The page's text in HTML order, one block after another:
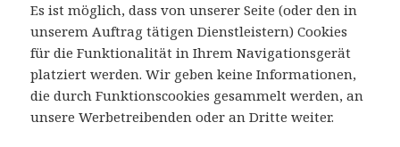
Es ist möglich, dass von unserer Seite (oder den in
unserem Auftrag tätigen Dienstleistern) Cookies
für die Funktionalität in Ihrem Navigationsgerät
platziert werden. Wir geben keine Informationen,
die durch Funktionscookies gesammelt werden, an
unsere Werbetreibenden oder an Dritte weiter.